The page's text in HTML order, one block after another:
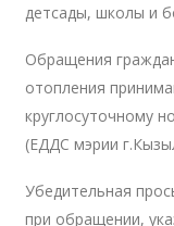
детсады, школы и
Обращения
отопления
круглосуточному
(ЕДДС мэрии
Убедительная
при обращении,